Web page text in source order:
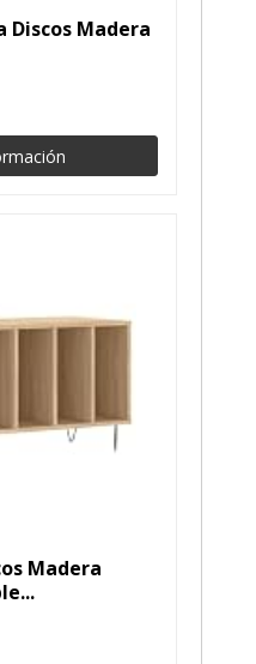
Discos Madera
Madera